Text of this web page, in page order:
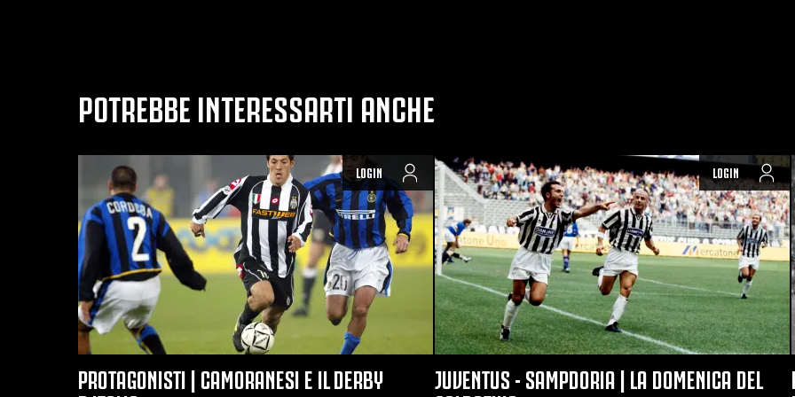
POTREBBE INTERESSARTI ANCHE
LOGIN
PROTAGONISTI | CAMORANESI E IL DERBY
LOGIN
JUVENTUS - SAMPDORIA | LA DOMENICA DEL